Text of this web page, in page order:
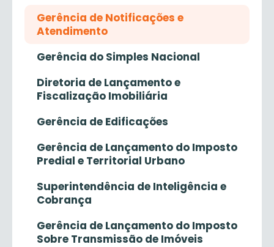
Gerência de Notificações e
Atendimento
Gerência do Simples Nacional
Diretoria de Lançamento e
Fiscalização Imobiliária
Gerência de Edificações
Gerência de Lançamento do Imposto
Predial e Territorial Urbano
Superintendência de Inteligência e
Cobrança
Gerência de Lançamento do Imposto
Sobre Transmissão de Imóveis